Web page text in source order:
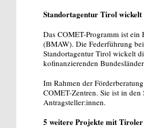
Standortagentur Tirol
Das COMET-Programm ist
(BMAW). Die Federführung
Standortagentur Tirol wickelt
kofinanzierenden
Im Rahmen der
COMET-Zentren. Sie ist in
Antragsteller:innen.
5 weitere Projekte mit